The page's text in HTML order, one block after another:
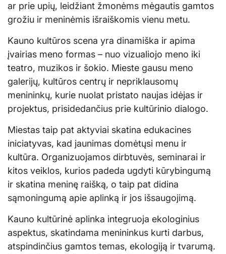
ar prie upių, leidžiant žmonėms mėgautis gamtos
grožiu ir meninėmis išraiškomis vienu metu.
Kauno kultūros scena yra dinamiška ir apima
įvairias meno formas – nuo vizualiojo meno iki
teatro, muzikos ir šokio. Mieste gausu meno
galerijų, kultūros centrų ir nepriklausomų
menininkų, kurie nuolat pristato naujas idėjas ir
projektus, prisidedančius prie kultūrinio dialogo.
Miestas taip pat aktyviai skatina edukacines
iniciatyvas, kad jaunimas domėtųsi menu ir
kultūra. Organizuojamos dirbtuvės, seminarai ir
kitos veiklos, kurios padeda ugdyti kūrybingumą
ir skatina meninę raišką, o taip pat didina
sąmoningumą apie aplinką ir jos išsaugojimą.
Kauno kultūrinė aplinka integruoja ekologinius
aspektus, skatindama menininkus kurti darbus,
atspindinčius gamtos temas, ekologiją ir tvarumą.